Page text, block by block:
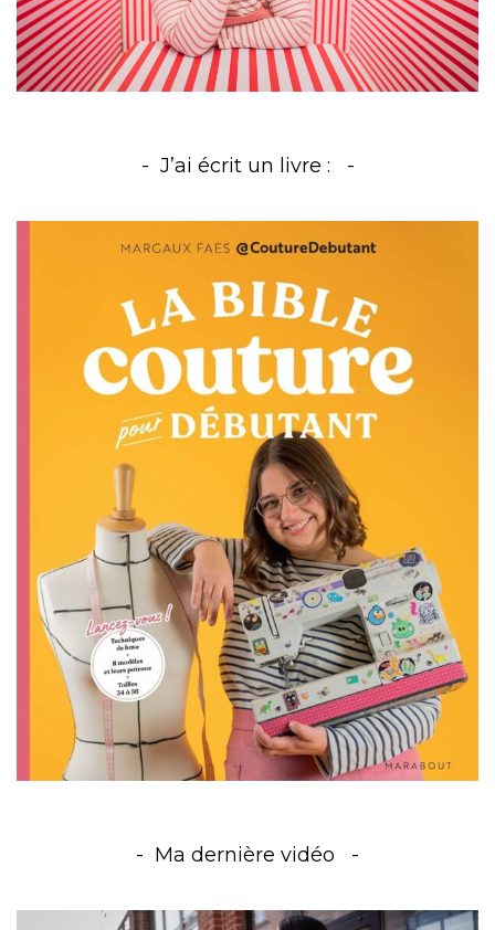
J’ai écrit un livre :
Ma dernière vidéo